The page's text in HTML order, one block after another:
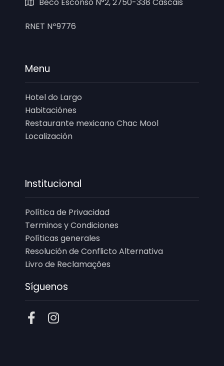
Beco Esconso N°2, 2750-338 Cascais
RNET Nº9776
Menu
Hotel do Largo
Habitaciónes
Restaurante mexicano Chac Mool
Localización
Institucional
Política de Privacidad
Terminos y Condiciones
Políticas generales
Resolución de Conflicto Alternativa
Livro de Reclamações
Síguenos